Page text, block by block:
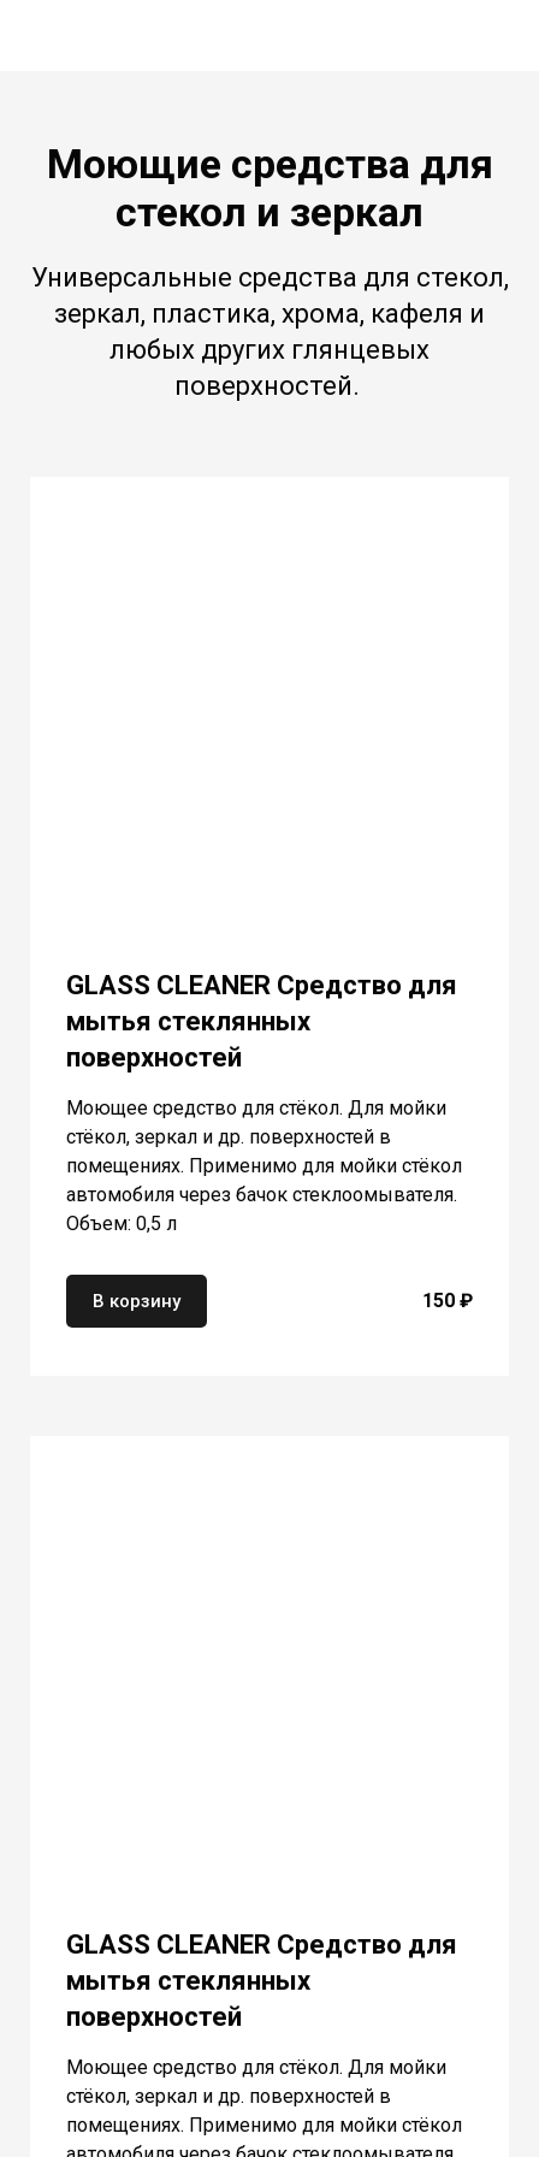
Моющие средства для
стекол и зеркал
Универсальные средства для стекол,
зеркал, пластика, хрома, кафеля и
любых других глянцевых
поверхностей.
GLASS CLEANER Средство для
мытья стеклянных
поверхностей
Моющее средство для стёкол. Для мойки
стёкол, зеркал и др. поверхностей в
помещениях. Применимо для мойки стёкол
автомобиля через бачок стеклоомывателя.
Объем: 0,5 л
В корзину 150 ₽
GLASS CLEANER Средство для
мытья стеклянных
поверхностей
Моющее средство для стёкол. Для мойки
стёкол, зеркал и др. поверхностей в
помещениях. Применимо для мойки стёкол